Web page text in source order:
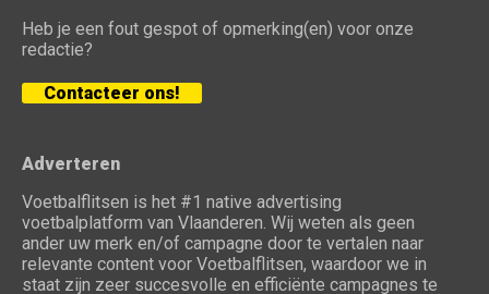
Heb je een fout gespot of opmerking(en) voor onze
redactie?
Contacteer ons!
Adverteren
Voetbalflitsen is het #1 native advertising
voetbalplatform van Vlaanderen. Wij weten als geen
ander uw merk en/of campagne door te vertalen naar
relevante content voor Voetbalflitsen, waardoor we in
staat zijn zeer succesvolle en efficiënte campagnes te